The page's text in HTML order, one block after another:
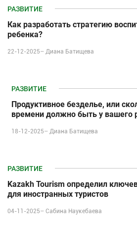
РАЗВИТИЕ
Как разработать стратегию
ребенка?
22-12-2025– Диана Батищева
РАЗВИТИЕ
Продуктивное безделье, или
времени должно быть у вашего
18-12-2025–Диана Батищева
РАЗВИТИЕ
Kazakh Tourism определил
для иностранных туристов
04-11-2025– Сабина Наукебаева